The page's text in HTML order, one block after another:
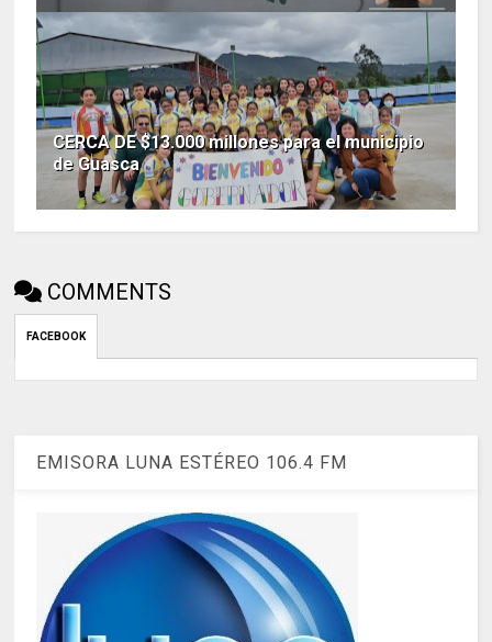
CERCA DE $13.000 millones para el municipio
de Guasca
COMMENTS
FACEBOOK
EMISORA LUNA ESTÉREO 106.4 FM